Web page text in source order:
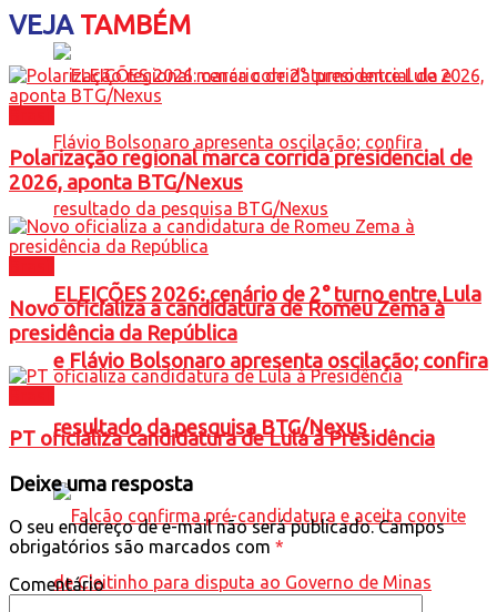
ELEIÇÕES 2026: cenário de 2° turno entre Lula
e Flávio Bolsonaro apresenta oscilação; confira
resultado da pesquisa BTG/Nexus
VEJATAMBÉM
Polarização regional marca corrida presidencial de
2026, aponta BTG/Nexus
Novo oficializa a candidatura de Romeu Zema à
presidência da República
PT oficializa candidatura de Lula à Presidência
Deixe uma resposta
O seu endereço de e-mail não será publicado.Campos
obrigatórios são marcados com *
Comentário